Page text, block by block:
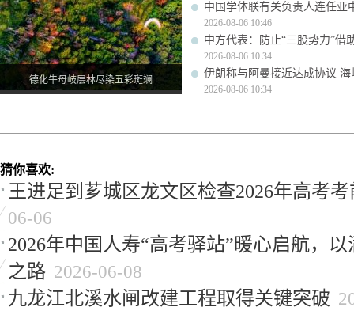
德化牛母岐层林尽染五彩斑斓
中国学体联有关负责人连任亚
2026-08-06 10:46
中方代表：防止“三股势力”借
2026-08-06 10:34
伊朗称与阿曼接近达成协议
2026-08-06 10:34
猜你喜欢:
王进足到芗城区龙文区检查2026年高考
06-06
2026年中国人寿“高考驿站”暖心启航，
之路 2026-06-08
九龙江北溪水闸改建工程取得关键突破